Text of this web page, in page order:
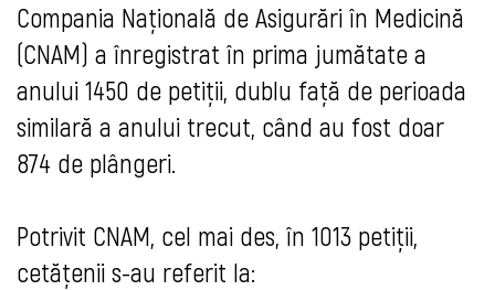
Compania Naţională de Asigurări în Medicină
(CNAM) a înregistrat în prima jumătate a
anului 1450 de petiții, dublu față de perioada
similară a anului trecut, când au fost doar
874 de plângeri.
Potrivit CNAM, cel mai des, în 1013 petiții,
cetățenii s-au referit la: